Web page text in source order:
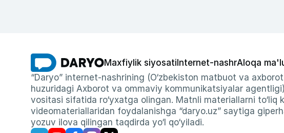
Maxfiylik siyosati Internet-nashrAloqa
“Daryo” internet-nashrining (O‘zbekiston matbuot va
huzuridagi Axborot va ommaviy kommunikatsiyalar
vositasi sifatida ro‘yxatga olingan. Matnli materiallarni
videomateriallaridan foydalanishga “daryo.uz” saytiga
yozuv ilova qilingan taqdirda yo‘l qo‘yiladi.